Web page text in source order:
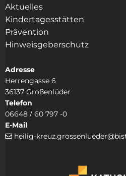
Aktuelles
Kindertagesstätten
Prävention
Hinweisgeberschutz
Adresse
Herrengasse 6
36137 Großenlüder
Telefon
06648 / 60 797 -0
E-Mail
 heilig-